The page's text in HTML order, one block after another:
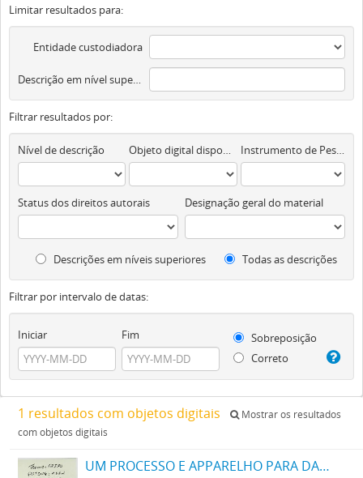
Limitar resultados para:
Entidade custodiadora
Descrição em nível superior
Filtrar resultados por:
Nível de descrição Objeto digital disponível Instrumento de Pesquisa
Status dos direitos autorais Designação geral do material
Descrições em níveis superiores Todas as descrições
Filtrar por intervalo de datas:
Iniciar Fim
Sobreposição
Correto
1 resultados com objetos digitais
Mostrar os resultados
com objetos digitais
UM PROCESSO E APPARELHO PARA DAR FORMA A FILAMENTOS PARA LAMPADAS ELECTRICAS DE INCANDESCENCIA